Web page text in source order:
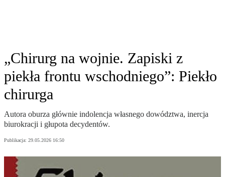
„Chirurg na wojnie. Zapiski z
piekła frontu wschodniego”: Piekło
chirurga
Autora oburza głównie indolencja własnego dowództwa, inercja
biurokracji i głupota decydentów.
Publikacja: 29.05.2026 16:50